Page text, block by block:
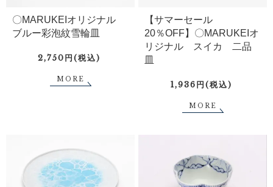
〇MARUKEIオリジナル
ブルー彩泡紋雪輪皿
2,750円(税込)
MORE
【サマーセール
20％OFF】〇MARUKEIオ
リジナル スイカ 二品
皿
1,936円(税込)
MORE